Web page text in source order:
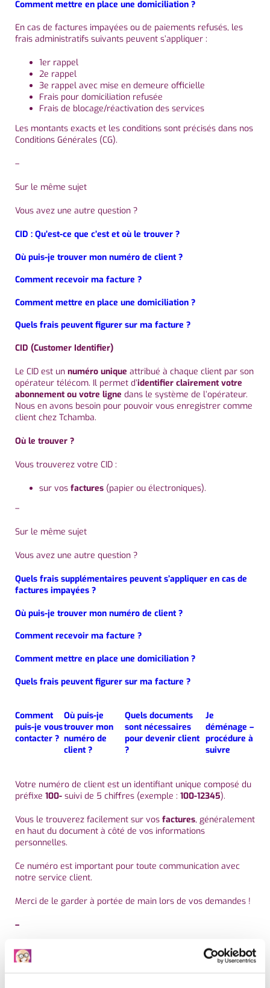
Comment mettre en place une domiciliation ?
En cas de factures impayées ou de paiements refusés, les
frais administratifs suivants peuvent s’appliquer :
1er rappel
2e rappel
3e rappel avec mise en demeure officielle
Frais pour domiciliation refusée
Frais de blocage/réactivation des services
Les montants exacts et les conditions sont précisés dans nos
Conditions Générales (CG).
–
Sur le même sujet
Vous avez une autre question ?
CID : Qu’est-ce que c’est et où le trouver ?
Où puis-je trouver mon numéro de client ?
Comment recevoir ma facture ?
Comment mettre en place une domiciliation ?
Quels frais peuvent figurer sur ma facture ?
CID (Customer Identifier)
Le CID est un numéro unique attribué à chaque client par son
opérateur télécom. Il permet d’identifier clairement votre
abonnement ou votre ligne dans le système de l’opérateur.
Nous en avons besoin pour pouvoir vous enregistrer comme
client chez Tchamba.
Où le trouver ?
Vous trouverez votre CID :
sur vos factures (papier ou électroniques).
–
Sur le même sujet
Vous avez une autre question ?
Quels frais supplémentaires peuvent s’appliquer en cas de
factures impayées ?
Où puis-je trouver mon numéro de client ?
Comment recevoir ma facture ?
Comment mettre en place une domiciliation ?
Quels frais peuvent figurer sur ma facture ?
Comment
puis-je vous
contacter ?
Où puis-je
trouver mon
numéro de
client ?
Quels documents
sont nécessaires
pour devenir client
?
Je
déménage –
procédure à
suivre
Votre numéro de client est un identifiant unique composé du
préfixe 100- suivi de 5 chiffres (exemple : 100-12345).
Vous le trouverez facilement sur vos factures, généralement
en haut du document à côté de vos informations
personnelles.
Ce numéro est important pour toute communication avec
notre service client.
Merci de le garder à portée de main lors de vos demandes !
–
Sur le même sujet
Vous avez une autre question ?